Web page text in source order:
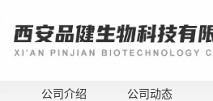
公司介绍 公司动态